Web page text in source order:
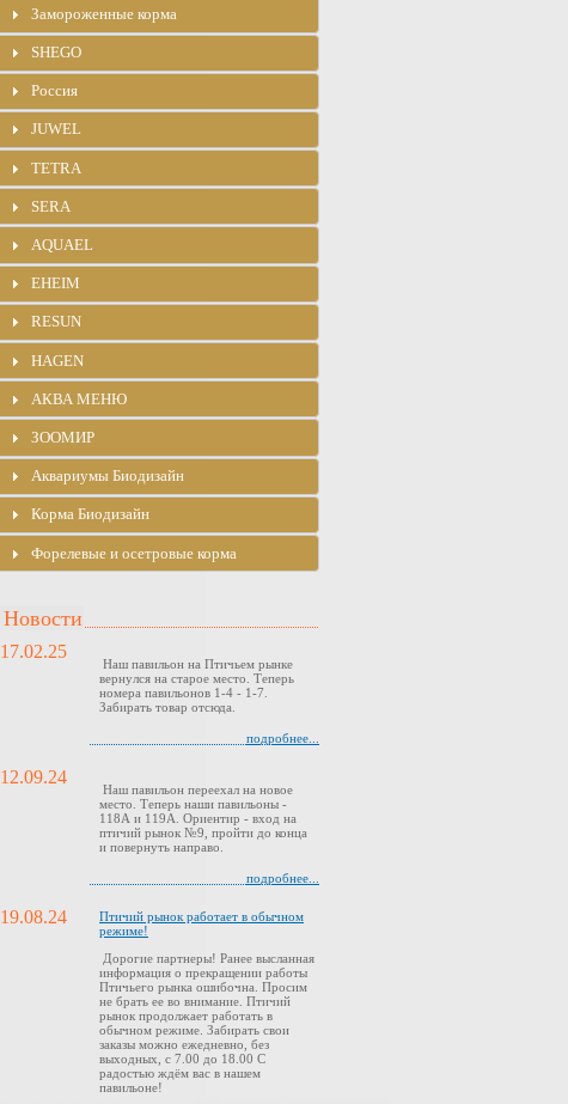
Замороженные корма
SHEGO
Россия
JUWEL
TETRA
SERA
AQUAEL
EHEIM
RESUN
HAGEN
АКВА МЕНЮ
ЗООМИР
Аквариумы Биодизайн
Корма Биодизайн
Форелевые и осетровые корма
Новости
17.02.25
Наш павильон на Птичьем рынке
вернулся на старое место. Теперь
номера павильонов 1-4 - 1-7.
Забирать товар отсюда.
подробнее...
12.09.24
Наш павильон переехал на новое
место. Теперь наши павильоны -
118А и 119А. Ориентир - вход на
птичий рынок №9, пройти до конца
и повернуть направо.
подробнее...
19.08.24
Птичий рынок работает в обычном
режиме!
Дорогие партнеры! Ранее высланная
информация о прекращении работы
Птичьего рынка ошибочна. Просим
не брать ее во внимание. Птичий
рынок продолжает работать в
обычном режиме. Забирать свои
заказы можно ежедневно, без
выходных, с 7.00 до 18.00 С
радостью ждём вас в нашем
павильоне!